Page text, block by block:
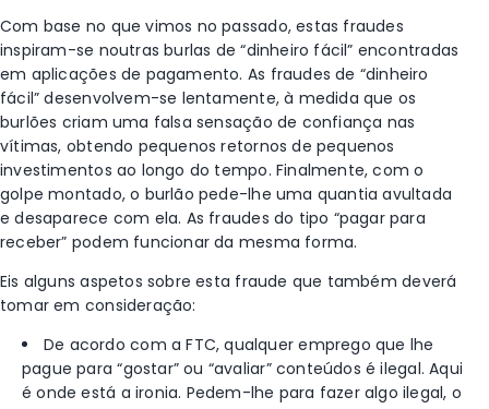
Com base no que vimos no passado, estas fraudes
inspiram-se noutras burlas de “dinheiro fácil” encontradas
em aplicações de pagamento. As fraudes de “dinheiro
fácil” desenvolvem-se lentamente, à medida que os
burlões criam uma falsa sensação de confiança nas
vítimas, obtendo pequenos retornos de pequenos
investimentos ao longo do tempo. Finalmente, com o
golpe montado, o burlão pede-lhe uma quantia avultada
e desaparece com ela. As fraudes do tipo “pagar para
receber” podem funcionar da mesma forma.
Eis alguns aspetos sobre esta fraude que também deverá
tomar em consideração:
De acordo com a FTC, qualquer emprego que lhe
pague para “gostar” ou “avaliar” conteúdos é ilegal. Aqui
é onde está a ironia. Pedem-lhe para fazer algo ilegal, o